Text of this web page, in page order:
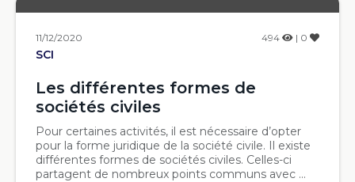
11/12/2020 494 | 0
SCI
Les différentes formes de
sociétés civiles
Pour certaines activités, il est nécessaire d’opter
pour la forme juridique de la société civile. Il existe
différentes formes de sociétés civiles. Celles-ci
partagent de nombreux points communs avec ...